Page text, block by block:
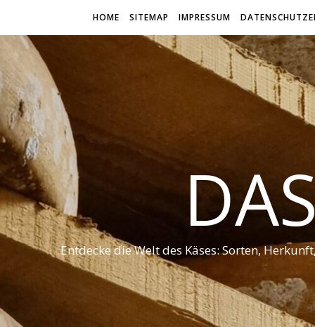
HOME SITEMAP IMPRESSUM
Entdecke die Welt des Käses: Sorten,